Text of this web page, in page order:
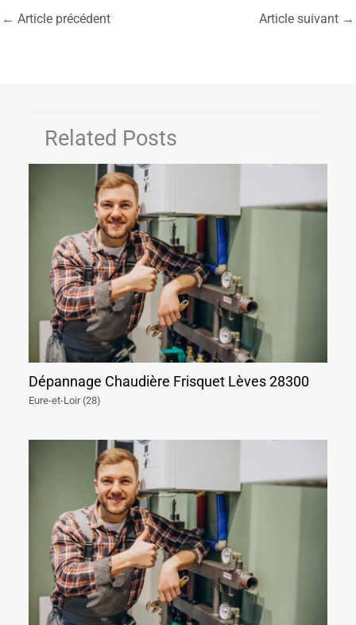
← Article précédent Article suivant →
Related Posts
Dépannage Chaudière Frisquet Lèves 28300
Eure-et-Loir (28)